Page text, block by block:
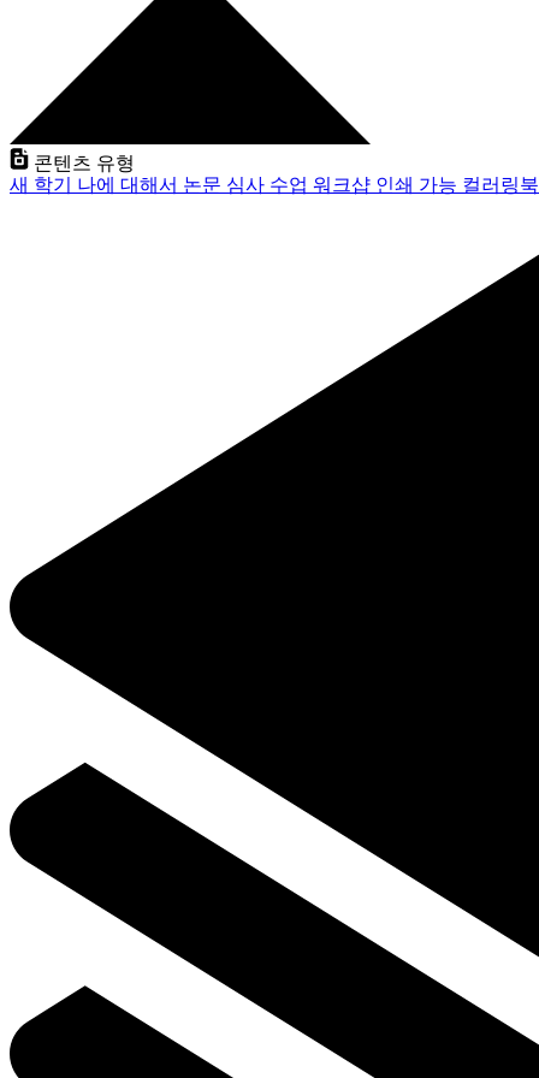
콘텐츠 유형
새 학기 나에 대해서 논문 심사 수업 워크샵 인쇄 가능 컬러링북